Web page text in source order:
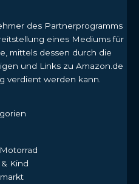
des Partnerprogramms
eines Mediums für
mittels dessen durch die
und Links zu Amazon.de
verdient werden kann.
Kind